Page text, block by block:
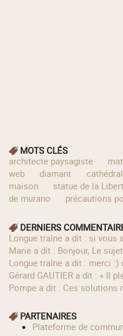
MOTS CLÉS
architecte paysagiste
web
diamant
maison
statue de la
de murano
précautions
DERNIERS
longue traîne a dit : si vous
Marie a dit : Bonjour, Le
longue traîne a dit : merci :)
Gérard GAUTIER a dit : « Il
Pompe a dit : Ces solutions
PARTENAIRES
Plateforme de